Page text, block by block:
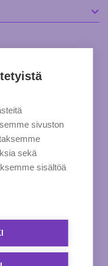
sivuston
sekä
sisältöä